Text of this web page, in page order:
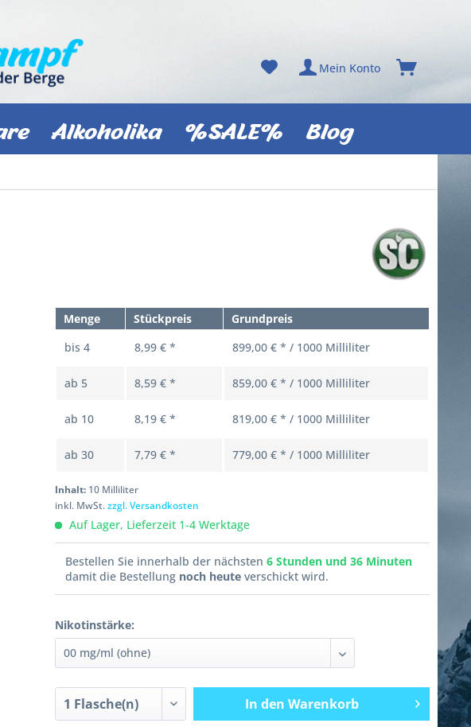
Mein Konto
Alkoholika %SALE% Blog
Menge Stückpreis
Grundpreis
bis 4 8,99 € * 899,00 € * / 1000 Milliliter
ab 5 8,59 € * 859,00 € * / 1000 Milliliter
ab 10 8,19 € * 819,00 € * / 1000 Milliliter
ab 30 7,79 € * 779,00 € * / 1000 Milliliter
Inhalt: 10 Milliliter
inkl. MwSt.zzgl. Versandkosten
Auf Lager, Lieferzeit 1-4 Werktage
Bestellen Sie innerhalb der nächsten 6 Stunden und 36 Minuten
damit die Bestellung noch heuteverschickt wird.
Nikotinstärke:
In den Warenkorb